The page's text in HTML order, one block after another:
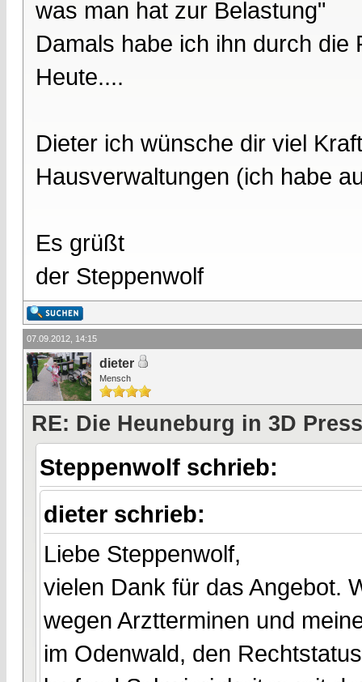
was man hat zur Belastung"
Damals habe ich ihn durch die
Heute....
Dieter ich wünsche dir viel
Hausverwaltungen (ich habe
Es grüßt
der Steppenwolf
07.09.2012, 14:15
dieter
Mensch
RE: Die Heuneburg in 3D
Steppenwolf schrieb:
dieter schrieb:
Liebe Steppenwolf,
vielen Dank für das Angebot.
wegen Arztterminen und
im Odenwald, den